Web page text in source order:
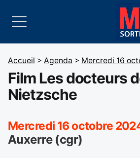
Accueil > Agenda > Mercredi 16
Film Les docteurs
Nietzsche
Mercredi 16 octobre
Auxerre (cgr)